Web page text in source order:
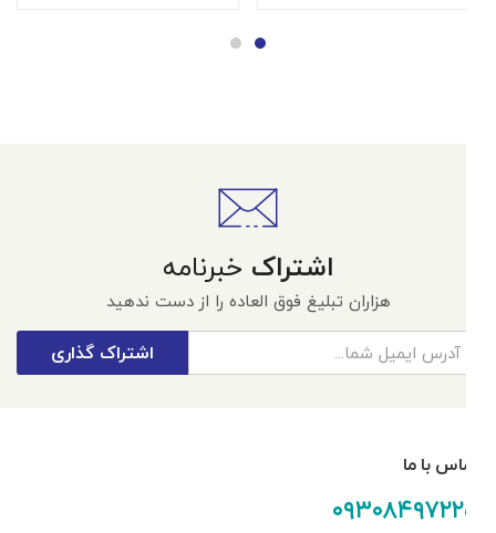
اشتراکخبرنامه
هزاران تبلیغ فوق العاده را از دست ندهید
اشتراک گذاری
تماس با ما
۰۹۳۰۸۴۹۷۲۲۵